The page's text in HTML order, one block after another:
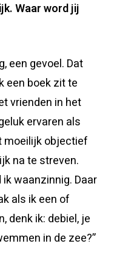
Waar word jij
een gevoel. Dat
een boek zit te
vrienden in het
ervaren als
moeilijk objectief
na te streven.
waanzinnig. Daar
als ik een of
denk ik: debiel, je
in de zee?”